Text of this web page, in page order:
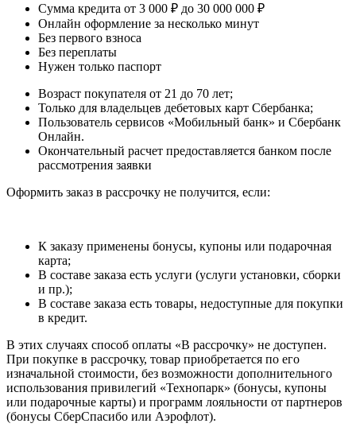
Сумма кредита от 3 000 ₽ до 30 000 000 ₽
Онлайн оформление за несколько минут
Без первого взноса
Без переплаты
Нужен только паспорт
Возраст покупателя от 21 до 70 лет;
Только для владельцев дебетовых карт Сбербанка;
Пользователь сервисов «Мобильный банк» и Сбербанк
Онлайн.
Окончательный расчет предоставляется банком после
рассмотрения заявки
Оформить заказ в рассрочку не получится, если:
К заказу применены бонусы, купоны или подарочная
карта;
В составе заказа есть услуги (услуги установки, сборки
и пр.);
В составе заказа есть товары, недоступные для покупки
в кредит.
В этих случаях способ оплаты «В рассрочку» не доступен.
При покупке в рассрочку, товар приобретается по его
изначальной стоимости, без возможности дополнительного
использования привилегий «Технопарк» (бонусы, купоны
или подарочные карты) и программ лояльности от партнеров
(бонусы СберСпасибо или Аэрофлот).